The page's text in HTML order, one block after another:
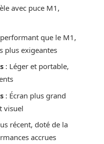
avec puce M1,
que le M1,
plus exigeantes
: Léger et portable,
: Écran plus grand
visuel
récent, doté de la
accrues